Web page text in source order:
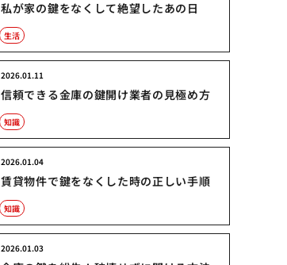
私が家の鍵をなくして絶望したあの日
生活
信頼できる金庫の鍵開け業者の見極め方
2026.01.11
知識
賃貸物件で鍵をなくした時の正しい手順
2026.01.04
知識
2026.01.03